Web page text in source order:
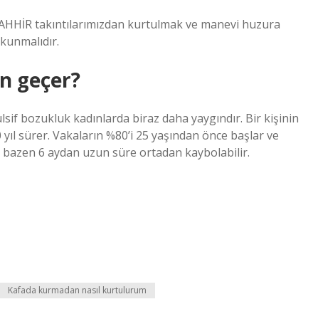
takıntılarımızdan kurtulmak ve manevi huzura
geçer?
bozukluk kadınlarda biraz daha yaygındır. Bir kişinin
sürer. Vakaların %80’i 25 yaşından önce başlar ve
6 aydan uzun süre ortadan kaybolabilir.
Kafada kurmadan nasıl kurtulurum